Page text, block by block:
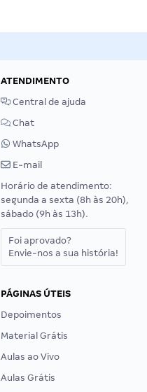
ATENDIMENTO
Central de ajuda
Chat
WhatsApp
E-mail
Horário de atendimento:
segunda a sexta (8h às 20h),
sábado (9h às 13h).
Foi aprovado?
Envie-nos a sua história!
PÁGINAS ÚTEIS
Depoimentos
Material Grátis
Aulas ao Vivo
Aulas Grátis